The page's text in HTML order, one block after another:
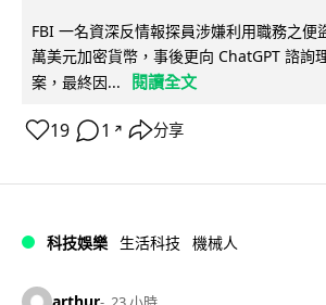
FBI 一名資深反情報探員涉嫌利用職務之便
萬美元加密貨幣，事後更向 ChatGPT 諮詢
案，最終因...
閱讀全文
19 1 ↗ 分享
科技娛樂 生活科技 機械人